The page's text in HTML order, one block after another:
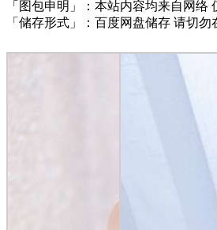
「图包申明」：本站内容均来自网络
「储存形式」：百度网盘储存 请切勿